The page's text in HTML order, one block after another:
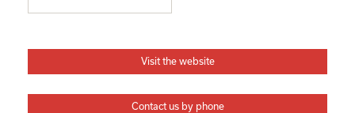
Visit the website
Contact us by phone